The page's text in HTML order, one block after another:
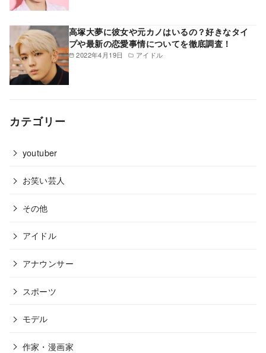
2022年4月19日 アイドル
高塚大夢に彼女や元カノはいるの？好きなタイ
プや最新の恋愛事情についてを徹底調査！
カテゴリー
youtuber
お笑い芸人
その他
アイドル
アナウンサー
スポーツ
モデル
作家・漫画家